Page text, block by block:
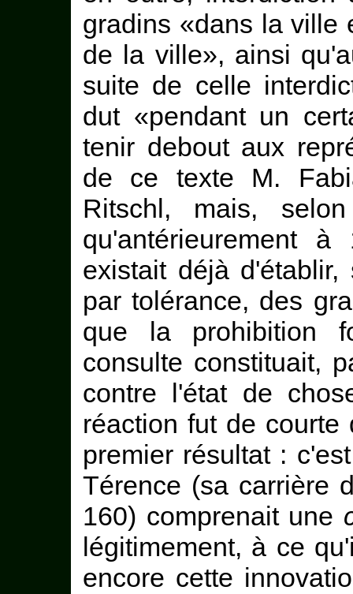
gradins «dans la ville
de la ville», ainsi
suite de celle
dut «pendant un
tenir debout aux
de ce texte M.
Ritschl, mais,
qu'antérieurement
existait déjà
par tolérance, des
que la prohibition
consulte constituait,
contre l'état de
réaction fut de
premier résultat :
Térence (sa carrière
160) comprenait une
légitimement, à ce
encore cette